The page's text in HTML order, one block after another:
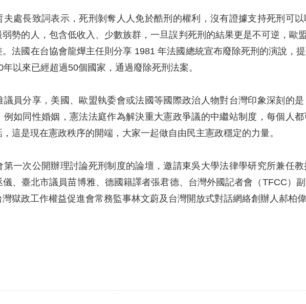
夫處長致詞表示，死刑剝奪人人免於酷刑的權利，沒有證據支持死刑可
勢的人，包含低收入、少數族群，一旦誤判死刑的結果更是不可逆，歐
法國在台協會龍燁主任則分享 1981 年法國總統宣布廢除死刑的演說，
以來已經超過50個國家，通過廢除死刑法案。
議員分享，美國、歐盟執委會或法國等國際政治人物對台灣印象深刻的
例如同性婚姻，憲法法庭作為解決重大憲政爭議的中繼站制度，每個人
這是現在憲政秩序的開端，大家一起做自由民主憲政穩定的力量。
第一次公開辦理討論死刑制度的論壇，邀請東吳大學法律學研究所兼任
、臺北市議員苗博雅、德國籍譯者張君德、台灣外國記者會（TFCC）
獄政工作權益促進會常務監事林文蔚及台灣開放式對話網絡創辦人郝柏偉